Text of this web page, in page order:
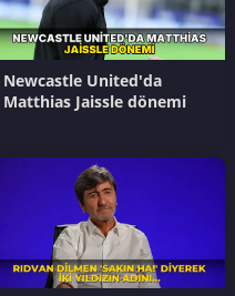
Newcastle United'da
Matthias Jaissle dönemi